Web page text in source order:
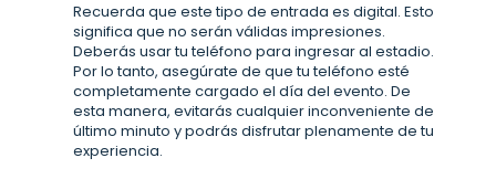
Recuerda que este tipo de entrada es digital. Esto
significa que no serán válidas impresiones.
Deberás usar tu teléfono para ingresar al estadio.
Por lo tanto, asegúrate de que tu teléfono esté
completamente cargado el día del evento. De
esta manera, evitarás cualquier inconveniente de
último minuto y podrás disfrutar plenamente de tu
experiencia.